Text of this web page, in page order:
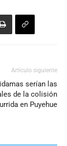
Artículo siguiente
serían las
de la colisión
en Puyehue